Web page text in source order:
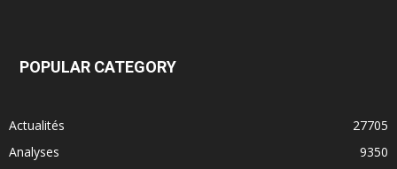
POPULAR CATEGORY
Actualités
27705
Analyses
9350